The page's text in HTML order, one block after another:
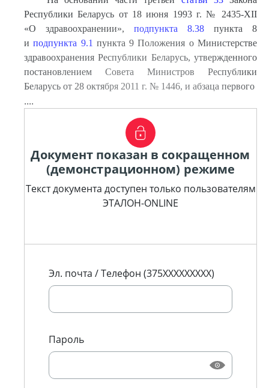
Республики Беларусь от 18 июня 1993 г. № 2435-XII
«О здравоохранении», подпункта 8.38 пункта 8
иподпункта 9.1 пункта 9 Положения о Министерстве
здравоохранения Республики Беларусь, утвержденного
постановлением Совета Министров Республики
Беларусь от 28 октября 2011 г. № 1446, и абзаца первого
....
Документ показан в сокращенном
(демонстрационном) режиме
Текст документа доступен только пользователям
ЭТАЛОН-ONLINE
Эл. почта / Телефон (375XXXXXXXXX)
Пароль